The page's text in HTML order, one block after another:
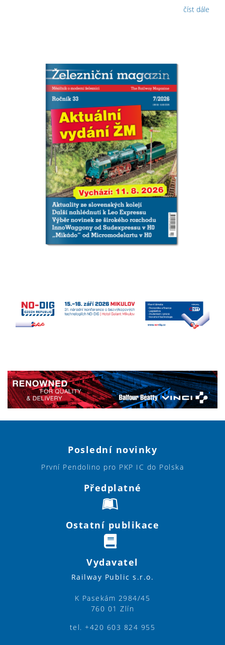
číst dále
Poslední novinky
První Pendolino pro PKP IC do Polska
Předplatné
Ostatní publikace
Vydavatel
Railway Public s.r.o.
K Pasekám 2984/45
760 01 Zlín
tel. +420 603 824 955